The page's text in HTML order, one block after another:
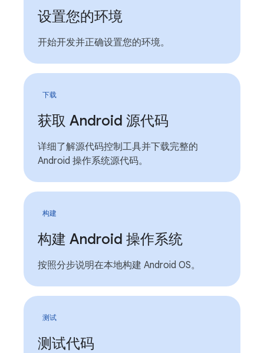
设置您的环境
开始开发并正确设置您的环境。
下载
获取 Android 源代码
详细了解源代码控制工具并下载完整的
Android 操作系统源代码。
构建
构建 Android 操作系统
按照分步说明在本地构建 Android OS。
测试
测试代码